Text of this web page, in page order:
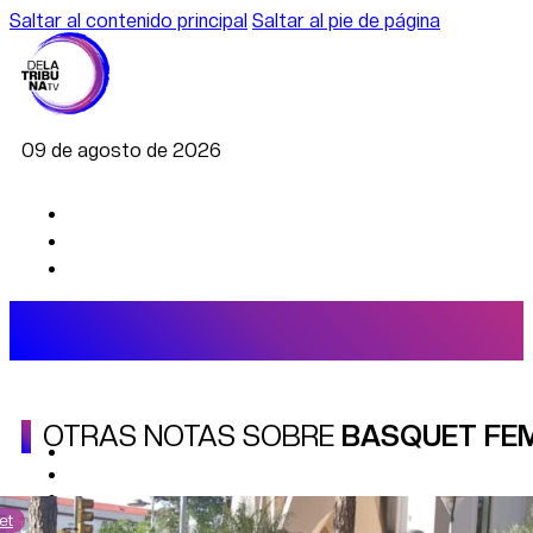
Saltar al contenido principal Saltar al pie de página
09 de agosto de 2026
AGRO
ECONOMÍA
POLÍTICA
OTRAS NOTAS SOBRE BASQUET